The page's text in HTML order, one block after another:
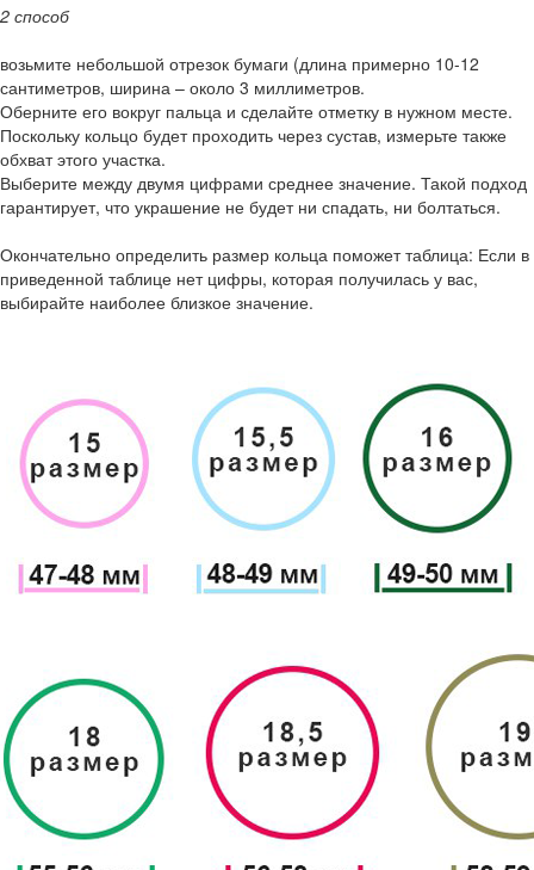
2 способ
возьмите небольшой отрезок бумаги (длина примерно 10-12
сантиметров, ширина – около 3 миллиметров.
Оберните его вокруг пальца и сделайте отметку в нужном месте.
Поскольку кольцо будет проходить через сустав, измерьте также
обхват этого участка.
Выберите между двумя цифрами среднее значение. Такой подход
гарантирует, что украшение не будет ни спадать, ни болтаться.
Окончательно определить размер кольца поможет таблица: Если в
приведенной таблице нет цифры, которая получилась у вас,
выбирайте наиболее близкое значение.